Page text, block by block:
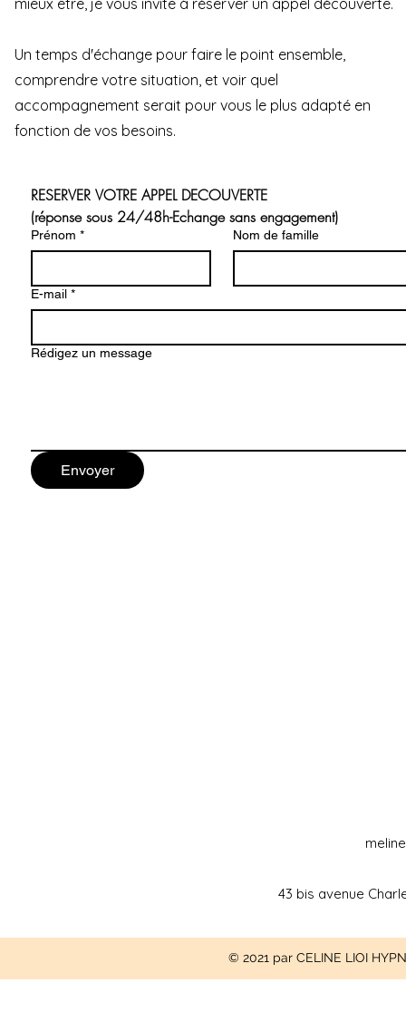
Un temps d'échange pour faire le point ensemble,
comprendre votre situation, et voir quel
accompagnement serait pour vous le plus adapté en
fonction de vos besoins.
RESERVER VOTRE APPEL DECOUVERTE
(réponse sous 24/48h-Echange sans engagement)
Prénom * Nom de famille
E-mail *
Rédigez un message
Envoyer
43 bis avenue
© 2021 par CELINE LIOI